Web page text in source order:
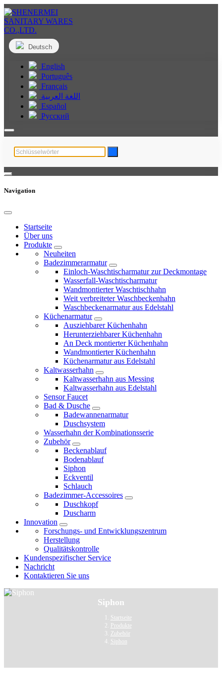
Deutsch
English
Português
Français
اللغة العربية
Español
Русский
Navigation
Startseite
Über uns
Produkte
Neuheiten
Badezimmerarmatur
Einloch-Waschtischarmatur zur Deckmontage
Wasserfall-Waschtischarmatur
Wandmontierter Waschtischhahn
Weit verbreiteter Waschbeckenhahn
Waschbeckenarmatur aus Edelstahl
Küchenarmatur
Ausziehbarer Küchenhahn
Herunterziehbarer Küchenhahn
An Deck montierter Küchenhahn
Wandmontierter Küchenhahn
Küchenarmatur aus Edelstahl
Kaltwasserhahn
Kaltwasserhahn aus Messing
Kaltwasserhahn aus Edelstahl
Sensor Faucet
Bad & Dusche
Badewannenarmatur
Duschsystem
Wasserhahn der Kombinationsserie
Zubehör
Beckenablauf
Bodenablauf
Siphon
Eckventil
Schlauch
Badezimmer-Accessoires
Duschkopf
Duscharm
Innovation
Forschungs- und Entwicklungszentrum
Herstellung
Qualitätskontrolle
Kundenspezifischer Service
Nachricht
Kontaktieren Sie uns
Siphon
Startseite
Produkte
Zubehör
Siphon